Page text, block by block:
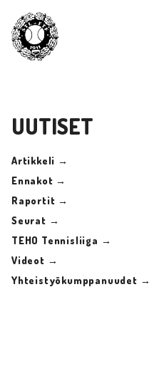
UUTISET
Artikkeli →
Ennakot →
Raportit →
Seurat →
TEHO Tennisliiga →
Videot →
Yhteistyökumppanuudet →